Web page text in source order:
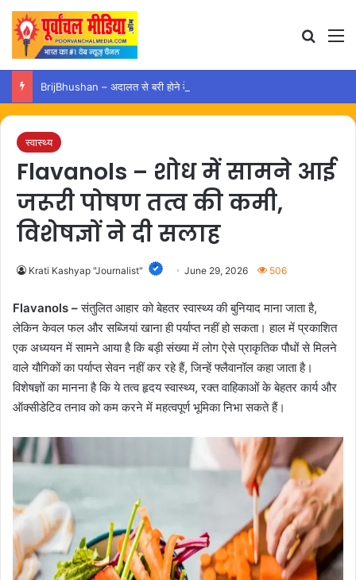
स्वास्थ्य
Flavanols – शोध में सामने आई
जरूरी पोषण तत्व की कमी,
विशेषज्ञों ने दी सलाह
Krati Kashyap "Journalist" June 29, 2026 506
Flavanols –संतुलित आहार को बेहतर स्वास्थ्य की बुनियाद माना जाता है,
लेकिन केवल फल और सब्जियां खाना ही पर्याप्त नहीं हो सकता। हाल में प्रकाशित
एक अध्ययन में सामने आया है कि बड़ी संख्या में लोग ऐसे प्राकृतिक पौधों से मिलने
वाले यौगिकों का पर्याप्त सेवन नहीं कर रहे हैं, जिन्हें फ्लैवानॉल कहा जाता है।
विशेषज्ञों का मानना है कि ये तत्व हृदय स्वास्थ्य, रक्त वाहिकाओं के बेहतर कार्य और
ऑक्सीडेटिव तनाव को कम करने में महत्वपूर्ण भूमिका निभा सकते हैं।